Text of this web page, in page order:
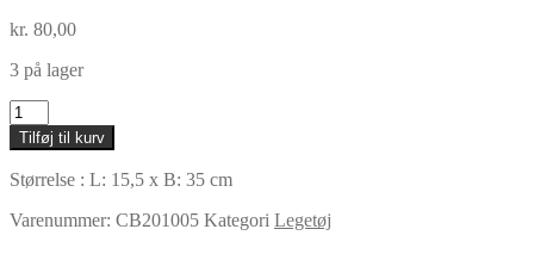
kr. 80,00
3 på lager
COMPANION
FUGLELEGETØJ
-
BALANCEBOM
antal
Tilføj til kurv
Størrelse : L: 15,5 x B: 35 cm
Varenummer: CB201005 Kategori Legetøj